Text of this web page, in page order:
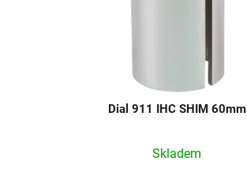
Dial 911 IHC SHIM 60mm
Skladem